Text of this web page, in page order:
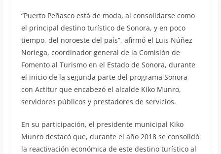
“Puerto Peñasco está de moda, al consolidarse como
el principal destino turístico de Sonora, y en poco
tiempo, del noroeste del país”, afirmó el Luis Núñez
Noriega, coordinador general de la Comisión de
Fomento al Turismo en el Estado de Sonora, durante
el inicio de la segunda parte del programa Sonora
con Actitur que encabezó el alcalde Kiko Munro,
servidores públicos y prestadores de servicios.
En su participación, el presidente municipal Kiko
Munro destacó que, durante el año 2018 se consolidó
la reactivación económica de este destino turístico al